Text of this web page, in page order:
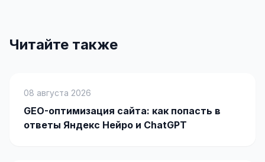
Дашборды и отчёты
BI-системы
Читайте также
08 августа 2026
GEO-оптимизация сайта: как попасть в
ответы Яндекс Нейро и ChatGPT